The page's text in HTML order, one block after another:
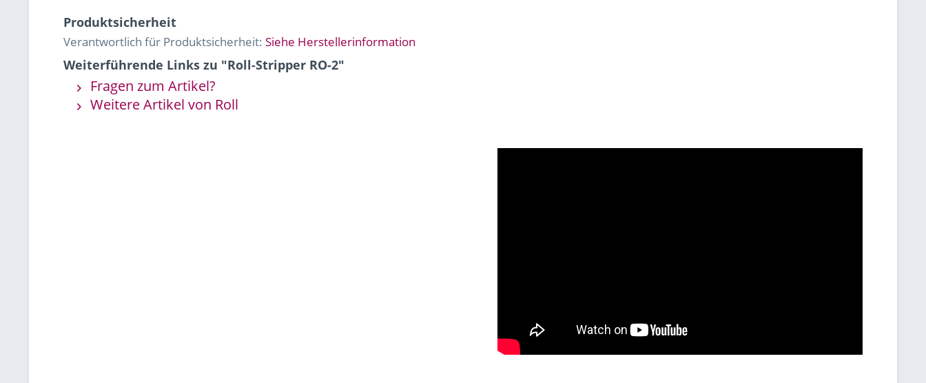
Produktsicherheit
Verantwortlich für Produktsicherheit: Siehe Herstellerinformation
Weiterführende Links zu "Roll-Stripper RO-2"
Fragen zum Artikel?
Weitere Artikel von Roll